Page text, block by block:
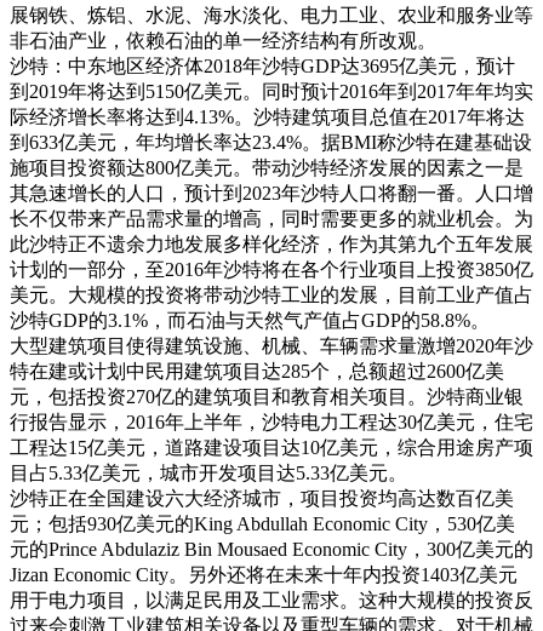
展钢铁、炼铝、水泥、海水淡化、电力工业、农业和服务业等
非石油产业，依赖石油的单一经济结构有所改观。
沙特：中东地区经济体2018年沙特GDP达3695亿美元，预计
到2019年将达到5150亿美元。同时预计2016年到2017年年均实
际经济增长率将达到4.13%。沙特建筑项目总值在2017年将达
到633亿美元，年均增长率达23.4%。据BMI称沙特在建基础设
施项目投资额达800亿美元。带动沙特经济发展的因素之一是
其急速增长的人口，预计到2023年沙特人口将翻一番。人口增
长不仅带来产品需求量的增高，同时需要更多的就业机会。为
此沙特正不遗余力地发展多样化经济，作为其第九个五年发展
计划的一部分，至2016年沙特将在各个行业项目上投资3850亿
美元。大规模的投资将带动沙特工业的发展，目前工业产值占
沙特GDP的3.1%，而石油与天然气产值占GDP的58.8%。
大型建筑项目使得建筑设施、机械、车辆需求量激增2020年沙
特在建或计划中民用建筑项目达285个，总额超过2600亿美
元，包括投资270亿的建筑项目和教育相关项目。沙特商业银
行报告显示，2016年上半年，沙特电力工程达30亿美元，住宅
工程达15亿美元，道路建设项目达10亿美元，综合用途房产项
目占5.33亿美元，城市开发项目达5.33亿美元。
沙特正在全国建设六大经济城市，项目投资均高达数百亿美
元；包括930亿美元的King Abdullah Economic City，530亿美
元的Prince Abdulaziz Bin Mousaed Economic City，300亿美元的
Jizan Economic City。另外还将在未来十年内投资1403亿美元
用于电力项目，以满足民用及工业需求。这种大规模的投资反
过来会刺激工业建筑相关设备以及重型车辆的需求。对于机械